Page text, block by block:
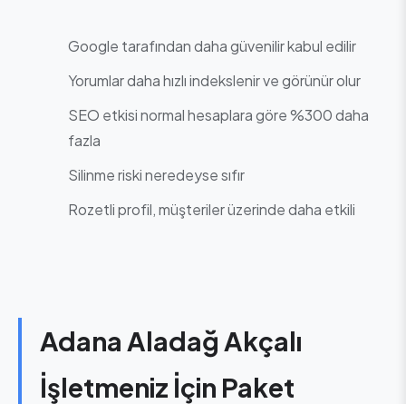
Google tarafından daha güvenilir kabul edilir
Yorumlar daha hızlı indekslenir ve görünür olur
SEO etkisi normal hesaplara göre %300 daha
fazla
Silinme riski neredeyse sıfır
Rozetli profil, müşteriler üzerinde daha etkili
Adana Aladağ Akçalı
İşletmeniz İçin Paket